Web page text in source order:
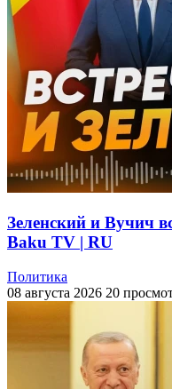
Зеленский и Вучич
Baku TV | RU
Политика
08 августа 2026 20